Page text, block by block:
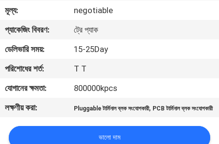
নিয়ন্ত্রণ
যোগাযোগ
করুন
জন্য
আবেদন
মূল্য:
negotiable
প্যাকেজিং বিবরণ:
ট্রে প্যাক
ডেলিভারি সময়:
15-25Day
পরিশোধের শর্ত:
T T
যোগানের ক্ষমতা:
800000kpcs
লক্ষণীয় করা:
Pluggable টার্মিনাল ব্লক সংযোগকারী, PCB টার্মিনাল ব্লক সংযোগকারী
ভালো দাম